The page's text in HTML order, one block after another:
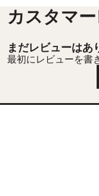
カスタマ
まだレビューはあ
最初にレビューを書